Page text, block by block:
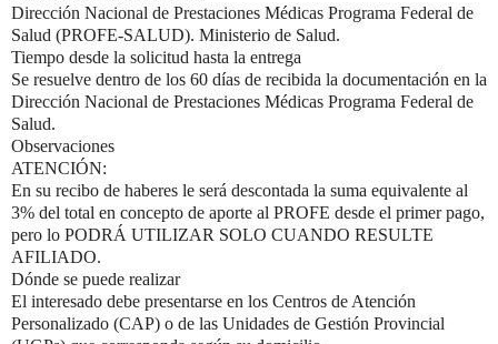
Dirección Nacional de Prestaciones Médicas Programa Federal de
Salud (PROFE-SALUD). Ministerio de Salud.
Tiempo desde la solicitud hasta la entrega
Se resuelve dentro de los 60 días de recibida la documentación en la
Dirección Nacional de Prestaciones Médicas Programa Federal de
Salud.
Observaciones
ATENCIÓN:
En su recibo de haberes le será descontada la suma equivalente al
3% del total en concepto de aporte al PROFE desde el primer pago,
pero lo PODRÁ UTILIZAR SOLO CUANDO RESULTE
AFILIADO.
Dónde se puede realizar
El interesado debe presentarse en los Centros de Atención
Personalizado (CAP) o de las Unidades de Gestión Provincial